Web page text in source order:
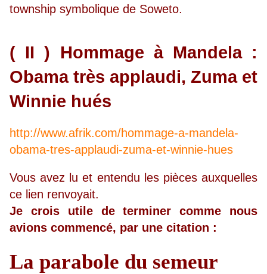
township symbolique de Soweto.
( II ) Hommage à Mandela :
Obama très applaudi, Zuma et
Winnie hués
http://www.afrik.com/hommage-a-mandela-
obama-tres-applaudi-zuma-et-winnie-hues
Vous avez lu et entendu les pièces auxquelles
ce lien renvoyait.
Je crois utile de terminer comme nous
avions commencé, par une citation :
La parabole du semeur